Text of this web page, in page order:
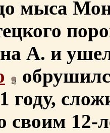
мыса
А. и
году,
своим